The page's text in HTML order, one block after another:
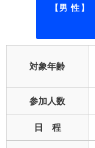
【男 性】
対象年齢
参加人数
日 程